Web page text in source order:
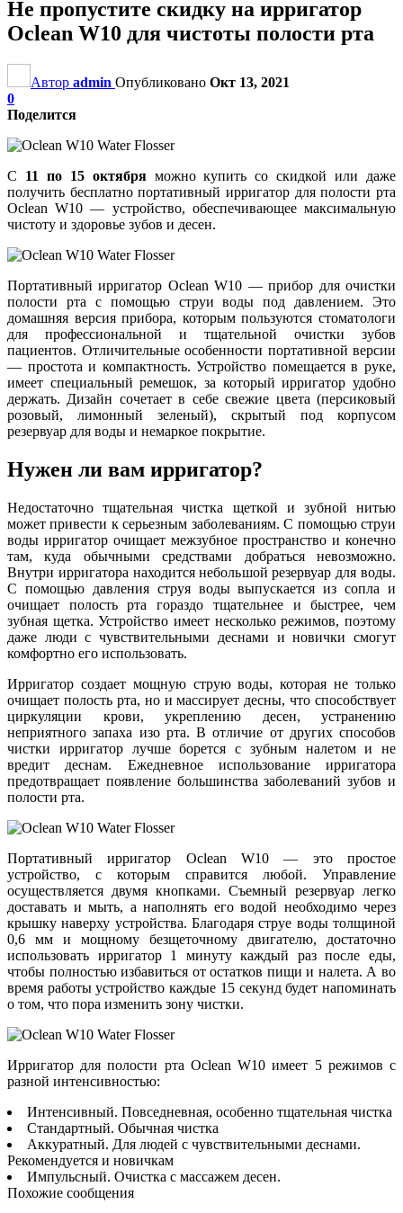
Не пропустите скидку на ирригатор
Oclean W10 для чистоты полости рта
Автор admin Опубликовано Окт 13, 2021
0
Поделится
С 11 по 15 октябряможно купить со скидкой или даже
получить бесплатно портативный ирригатор для полости рта
Oclean W10 — устройство, обеспечивающее максимальную
чистоту и здоровье зубов и десен.
Портативный ирригатор Oclean W10 — прибор для очистки
полости рта с помощью струи воды под давлением. Это
домашняя версия прибора, которым пользуются стоматологи
для профессиональной и тщательной очистки зубов
пациентов. Отличительные особенности портативной версии
— простота и компактность. Устройство помещается в руке,
имеет специальный ремешок, за который ирригатор удобно
держать. Дизайн сочетает в себе свежие цвета (персиковый
розовый, лимонный зеленый), скрытый под корпусом
резервуар для воды и немаркое покрытие.
Нужен ли вам ирригатор?
Недостаточно тщательная чистка щеткой и зубной нитью
может привести к серьезным заболеваниям. С помощью струи
воды ирригатор очищает межзубное пространство и конечно
там, куда обычными средствами добраться невозможно.
Внутри ирригатора находится небольшой резервуар для воды.
С помощью давления струя воды выпускается из сопла и
очищает полость рта гораздо тщательнее и быстрее, чем
зубная щетка. Устройство имеет несколько режимов, поэтому
даже люди с чувствительными деснами и новички смогут
комфортно его использовать.
Ирригатор создает мощную струю воды, которая не только
очищает полость рта, но и массирует десны, что способствует
циркуляции крови, укреплению десен, устранению
неприятного запаха изо рта. В отличие от других способов
чистки ирригатор лучше борется с зубным налетом и не
вредит деснам. Ежедневное использование ирригатора
предотвращает появление большинства заболеваний зубов и
полости рта.
Портативный ирригатор Oclean W10 — это простое
устройство, с которым справится любой. Управление
осуществляется двумя кнопками. Съемный резервуар легко
доставать и мыть, а наполнять его водой необходимо через
крышку наверху устройства. Благодаря струе воды толщиной
0,6 мм и мощному безщеточному двигателю, достаточно
использовать ирригатор 1 минуту каждый раз после еды,
чтобы полностью избавиться от остатков пищи и налета. А во
время работы устройство каждые 15 секунд будет напоминать
о том, что пора изменить зону чистки.
Ирригатор для полости рта Oclean W10 имеет 5 режимов с
разной интенсивностью:
Интенсивный. Повседневная, особенно тщательная чистка
Стандартный. Обычная чистка
Аккуратный. Для людей с чувствительными деснами.
Рекомендуется и новичкам
Импульсный. Очистка с массажем десен.
Похожие сообщения